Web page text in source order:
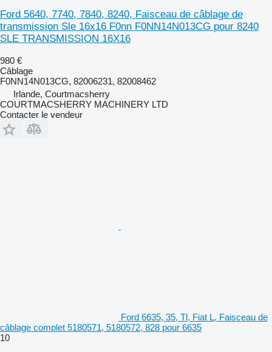
Ford 5640, 7740, 7840, 8240, Faisceau de câblage de
transmission Sle 16x16 F0nn F0NN14N013CG pour 8240
SLE TRANSMISSION 16X16
980 €
Câblage
F0NN14N013CG, 82006231, 82008462
Irlande, Courtmacsherry
COURTMACSHERRY MACHINERY LTD
Contacter le vendeur
Ford 6635, 35, Tl, Fiat L, Faisceau de
câblage complet 5180571, 5180572, 828 pour 6635
10